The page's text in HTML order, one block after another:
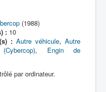
= Police
Cybercop
(1988)
:10
: Autre véhicule, Autre
, Engin de
par ordinateur.